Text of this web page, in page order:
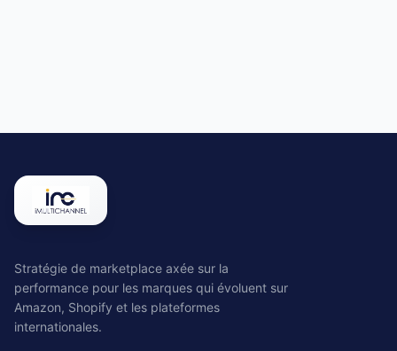
Stratégie de marketplace axée sur la
performance pour les marques qui évoluent sur
Amazon, Shopify et les plateformes
internationales.